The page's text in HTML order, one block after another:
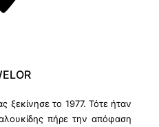
ξεκίνησε το 1977. Τότε ήταν
πήρε την απόφαση